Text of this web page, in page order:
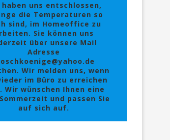
haben uns entschlossen,
die Temperaturen so
sind, im Homeoffice zu
Sie können uns
über unsere Mail
Adresse
Wir melden uns, wenn
im Büro zu erreichen
Wir wünschen Ihnen eine
und passen Sie
auf sich auf.